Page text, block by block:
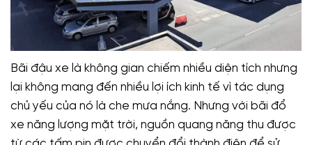
Bãi đậu xe là không gian chiếm nhiều diện tích nhưng
lại không mang đến nhiều lợi ích kinh tế vì tác dụng
chủ yếu của nó là che mưa nắng. Nhưng với bãi đổ
xe năng lượng mặt trời, nguồn quang năng thu được